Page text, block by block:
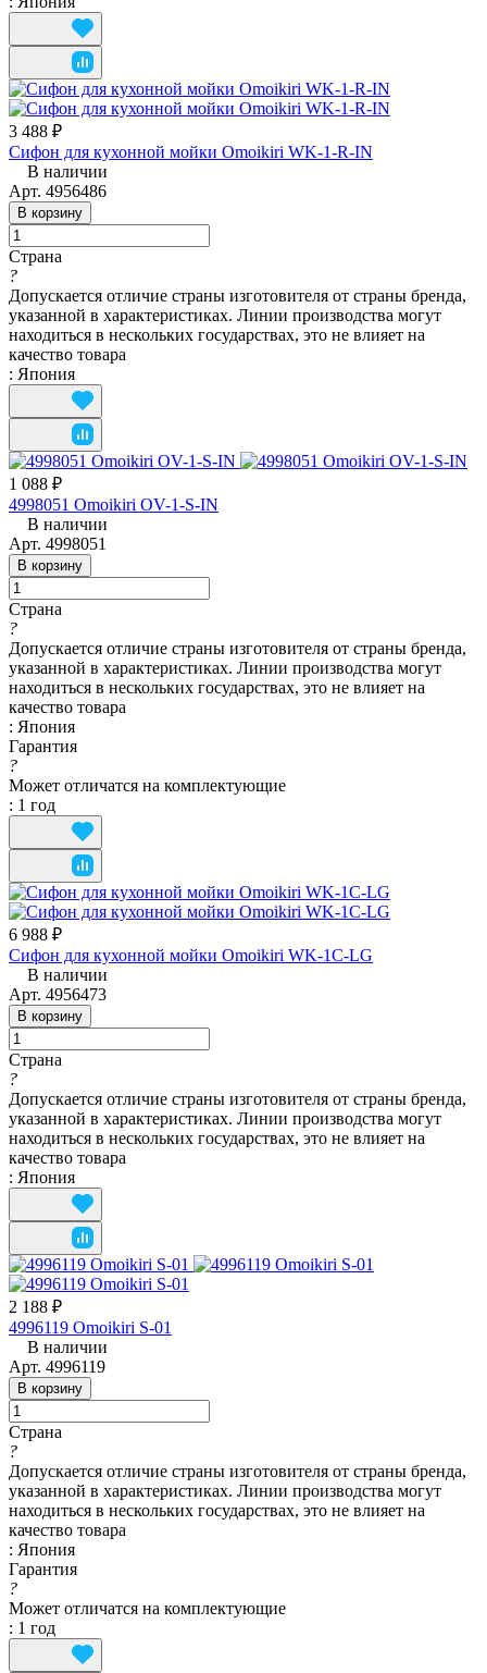
3 488 ₽
Сифон для кухонной мойки Omoikiri WK-1-R-IN
В наличии
Арт. 4956486
В корзину
Страна
?
Допускается отличие страны изготовителя от страны бренда,
указанной в характеристиках. Линии производства могут
находиться в нескольких государствах, это не влияет на
качество товара
: Япония
1 088 ₽
4998051 Omoikiri OV-1-S-IN
В наличии
Арт. 4998051
В корзину
Страна
?
Допускается отличие страны изготовителя от страны бренда,
указанной в характеристиках. Линии производства могут
находиться в нескольких государствах, это не влияет на
качество товара
: Япония
Гарантия
?
Может отличатся на комплектующие
: 1 год
6 988 ₽
Сифон для кухонной мойки Omoikiri WK-1C-LG
В наличии
Арт. 4956473
В корзину
Страна
?
Допускается отличие страны изготовителя от страны бренда,
указанной в характеристиках. Линии производства могут
находиться в нескольких государствах, это не влияет на
качество товара
: Япония
2 188 ₽
4996119 Omoikiri S-01
В наличии
Арт. 4996119
В корзину
Страна
?
Допускается отличие страны изготовителя от страны бренда,
указанной в характеристиках. Линии производства могут
находиться в нескольких государствах, это не влияет на
качество товара
: Япония
Гарантия
?
Может отличатся на комплектующие
: 1 год